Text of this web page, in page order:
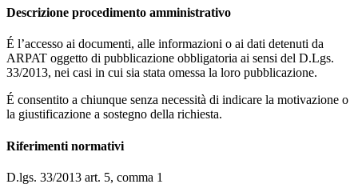
Descrizione procedimento amministrativo
É l’accesso ai documenti, alle informazioni o ai dati detenuti da
ARPAT oggetto di pubblicazione obbligatoria ai sensi del D.Lgs.
33/2013, nei casi in cui sia stata omessa la loro pubblicazione.
É consentito a chiunque senza necessità di indicare la motivazione o
la giustificazione a sostegno della richiesta.
Riferimenti normativi
D.lgs. 33/2013 art. 5, comma 1